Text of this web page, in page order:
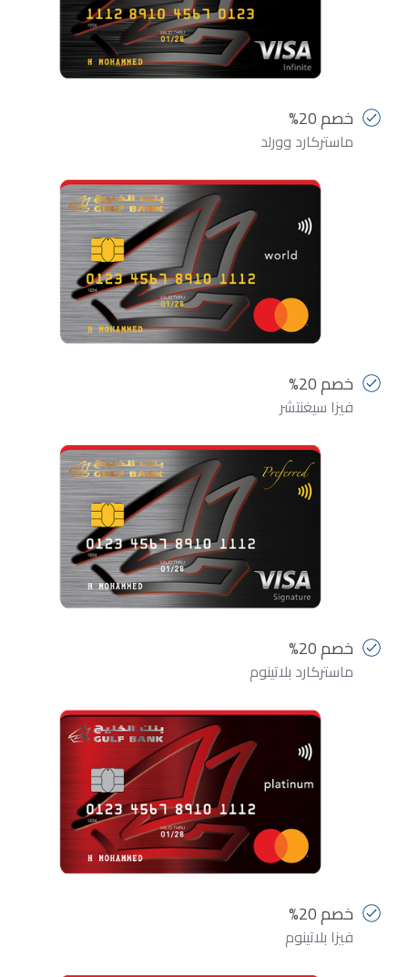
خصم 20%
ماستركارد وورلد
خصم 20%
فيزا سيغنتشر
خصم 20%
ماستركارد بلاتينوم
خصم 20%
فيزا بلاتينوم